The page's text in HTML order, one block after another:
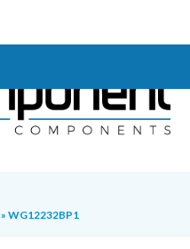
»WG12232BP1